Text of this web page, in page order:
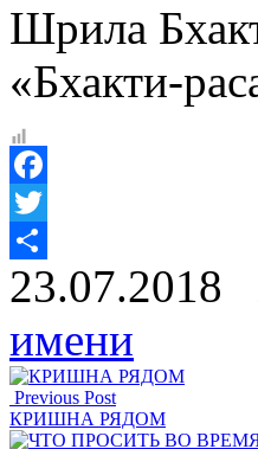
Шрила
«Бхакти-
Facebook
Twitter
Отправить
23.07.2018
имени
Previous Post
КРИШНА РЯДОМ